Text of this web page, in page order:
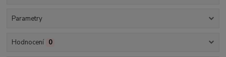
Parametry
Hodnocení 0